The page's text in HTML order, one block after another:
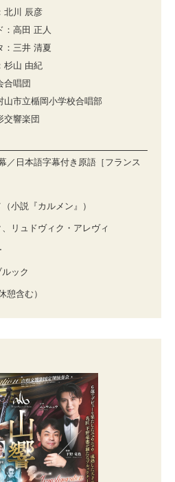
北川 ⾠彦
：⾼⽥ 正⼈
：三井 清夏
杉⼭ 由紀
合唱団
⼭市⽴楯岡⼩学校合唱部
交響楽団
／日本語字幕付き原語［フランス
小説『カルメン』）
リュドヴィク・アレヴィ
ック
憩含む）